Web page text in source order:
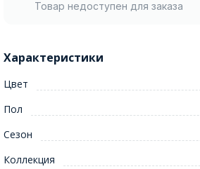
Товар недоступен для заказа
Характеристики
Цвет
Пол
Сезон
Коллекция